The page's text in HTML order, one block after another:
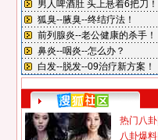
热门八卦
八卦爆料